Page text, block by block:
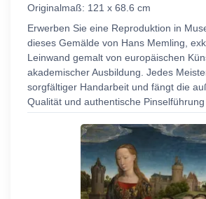
Originalmaß: 121 x 68.6 cm
Erwerben Sie eine Reproduktion in
dieses Gemälde von Hans Memling,
Leinwand gemalt von europäischen
akademischer Ausbildung. Jedes
sorgfältiger Handarbeit und fängt die
Qualität und authentische Pinselführung